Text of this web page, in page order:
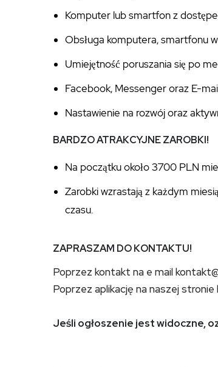
Komputer lub smartfon z
Obsługa komputera, smartfonu
Umiejętność poruszania się po
Facebook, Messenger oraz E-
Nastawienie na rozwój oraz
BARDZO ATRAKCYJNE ZAROBKI!
Na początku około 3700 PLN
Zarobki wzrastają z każdym
czasu.
ZAPRASZAM DO KONTAKTU!
Poprzez kontakt na e mail
Poprzez aplikację na naszej
Jeśli ogłoszenie jest widoczne,